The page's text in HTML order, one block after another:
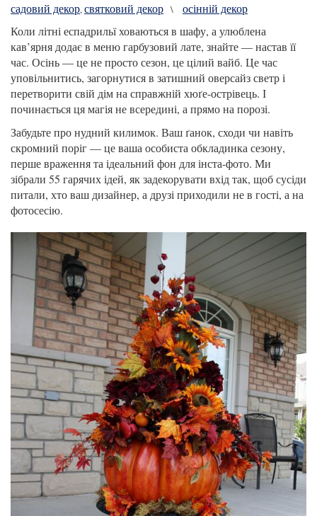
садовий декор,святковий декор \
осінній декор
Коли літні еспадрильї ховаються в шафу, а улюблена
кав’ярня додає в меню гарбузовий лате, знайте — настав її
час. Осінь — це не просто сезон, це цілий вайб. Це час
уповільнитись, загорнутися в затишний оверсайз светр і
перетворити свій дім на справжній хюґе-острівець. І
починається ця магія не всередині, а прямо на порозі.
Забудьте про нудний килимок. Ваш ґанок, сходи чи навіть
скромний поріг — це ваша особиста обкладинка сезону,
перше враження та ідеальний фон для інста-фото. Ми
зібрали 55 гарячих ідей, як задекорувати вхід так, щоб сусіди
питали, хто ваш дизайнер, а друзі приходили не в гості, а на
фотосесію.